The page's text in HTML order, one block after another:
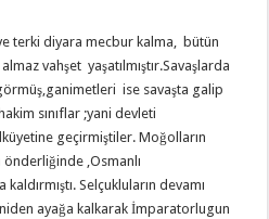
terki diyara mecbur kalma, bütün
vahşet yaşatılmıştır.Savaşlarda
ise savaşta galip
sınıflar ;yani devleti
geçirmiştiler. Moğolların
,Osmanlı
Selçukluların devamı
ayağa kalkarak İmparatorlugun